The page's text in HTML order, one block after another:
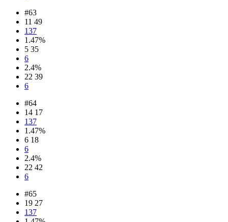
#63
11 49
137
1.47%
5 35
6
2.4%
22 39
6
#64
14 17
137
1.47%
6 18
6
2.4%
22 42
6
#65
19 27
137